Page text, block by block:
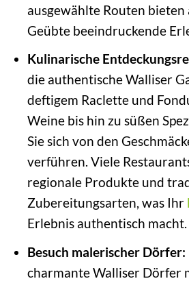
ausgewählte Routen
Geübte beeindruckende
Kulinarische
die authentische Walliser
deftigem Raclette und
Weine bis hin zu süßen
Sie sich von den
verführen. Viele
regionale Produkte und
Zubereitungsarten, was Ihr
Erlebnis authentisch macht.
Besuch malerischer Dörfer:
charmante Walliser Dörfer